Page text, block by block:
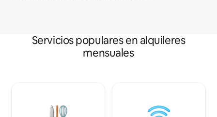
Servicios populares en alquileres
mensuales